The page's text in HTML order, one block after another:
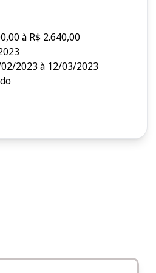
à R$ 2.640,00
2023 à 12/03/2023